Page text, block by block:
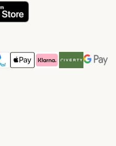
Method
Method
Payment Method
Apple Pay Payment Method
Klarna Payment Method
Riverty Payment
Google